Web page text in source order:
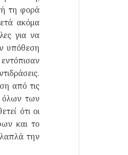
τη φορά
ακόμα
για να
υπόθεση
από τις
όλων των
ότι οι
και το
την